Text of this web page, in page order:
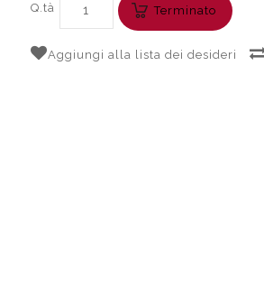
Q.tà Terminato
Aggiungi alla lista dei desideri